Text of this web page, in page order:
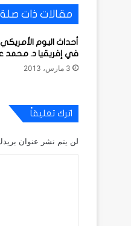
مقالات ذات صلة
أحداث اليوم
في إفريقيا د.
3 مارس، 2013
اترك تعليقاً
لن يتم نشر عنوان